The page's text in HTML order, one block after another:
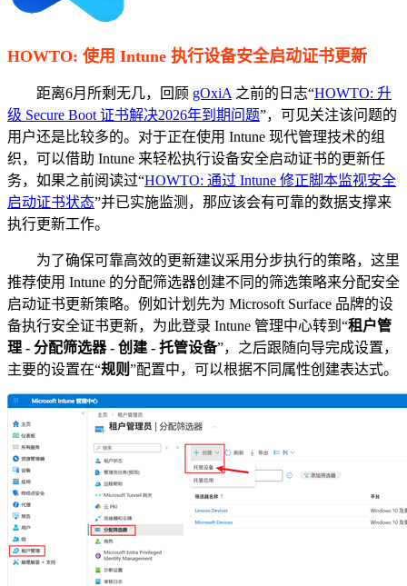
HOWTO: 使用 Intune 执行设备安全启动证书更新
距离6月所剩无几，回顾 gOxiA之前的日志“HOWTO: 升
级 Secure Boot 证书解决2026年到期问题”，可见关注该问题的
用户还是比较多的。对于正在使用 Intune 现代管理技术的组
织，可以借助 Intune 来轻松执行设备安全启动证书的更新任
务，如果之前阅读过“HOWTO: 通过 Intune 修正脚本监视安全
启动证书状态”并已实施监测，那应该会有可靠的数据支撑来
执行更新工作。
为了确保可靠高效的更新建议采用分步执行的策略，这里
推荐使用 Intune 的分配筛选器创建不同的筛选策略来分配安全
启动证书更新策略。例如计划先为 Microsoft Surface 品牌的设
备执行安全证书更新，为此登录 Intune 管理中心转到“租户管
理 - 分配筛选器 - 创建 - 托管设备”，之后跟随向导完成设置，
主要的设置在“规则”配置中，可以根据不同属性创建表达式。